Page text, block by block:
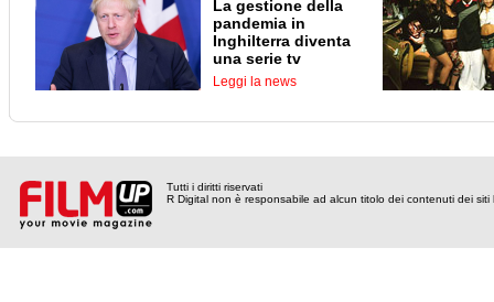
La gestione della
pandemia in
Inghilterra diventa
una serie tv
Leggi la news
Tutti i diritti riservati
R Digital non è responsabile ad alcun titolo dei contenuti dei siti